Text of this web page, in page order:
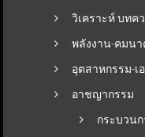
วิเคราะห์ บทค
พลังงาน-คมน
อุตสาหกรรม-เ
อาชญากรรม
กระบวน